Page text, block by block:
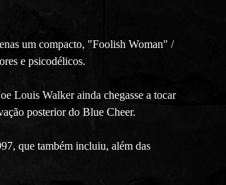
um compacto, "Foolish Woman" /
e psicodélicos.
Louis Walker ainda chegasse a tocar
posterior do Blue Cheer.
que também incluiu, além das